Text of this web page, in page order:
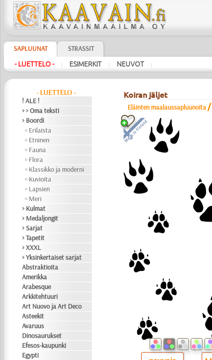
SAPLUUNAT STRASSIT
- LUETTELO - | ESIMERKIT | NEUVOT |
- LUETTELO -
! ALE !
> > Oma teksti
> Boordi
Erilaista
Etninen
Fauna
Flora
Klassikko ja moderni
Kuvioita
Lapsien
Meri
> Kulmat
> Medaljongit
> Sarjat
> Tapetit
> XXXL
> Yksinkertaiset sarjat
Abstraktioita
Amerikka
Arabesque
Arkkitehtuuri
Art Nuovo ja Art Deco
Asteekit
Avaruus
Dinosaurukset
Efesos-kaupunki
Egypti
Koiran jäljet
Eläinten maalaussapluunoita /